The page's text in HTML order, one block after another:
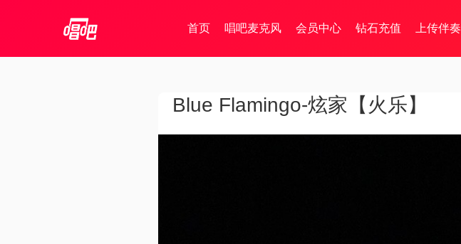
首页 唱吧麦克风 会员中心 钻石充值 上传伴奏
Blue Flamingo-炫家【火乐】